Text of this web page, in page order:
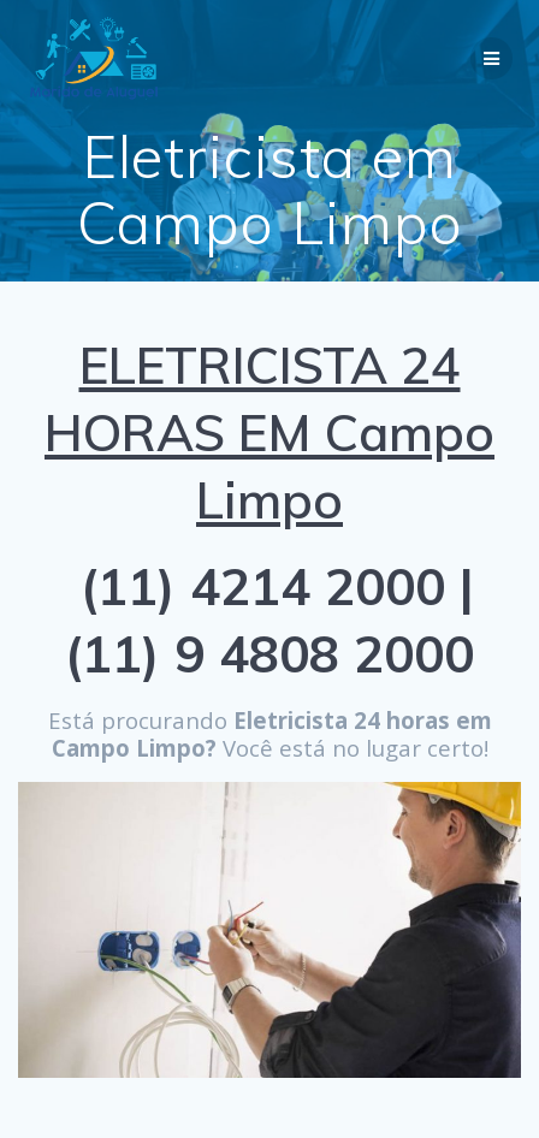
Eletricista em
Campo Limpo
ELETRICISTA 24
HORAS EM Campo
Limpo
(11) 4214 2000 |
(11) 9 4808 2000
Está procurando Eletricista 24 horas em
Campo Limpo? Você está no lugar certo!